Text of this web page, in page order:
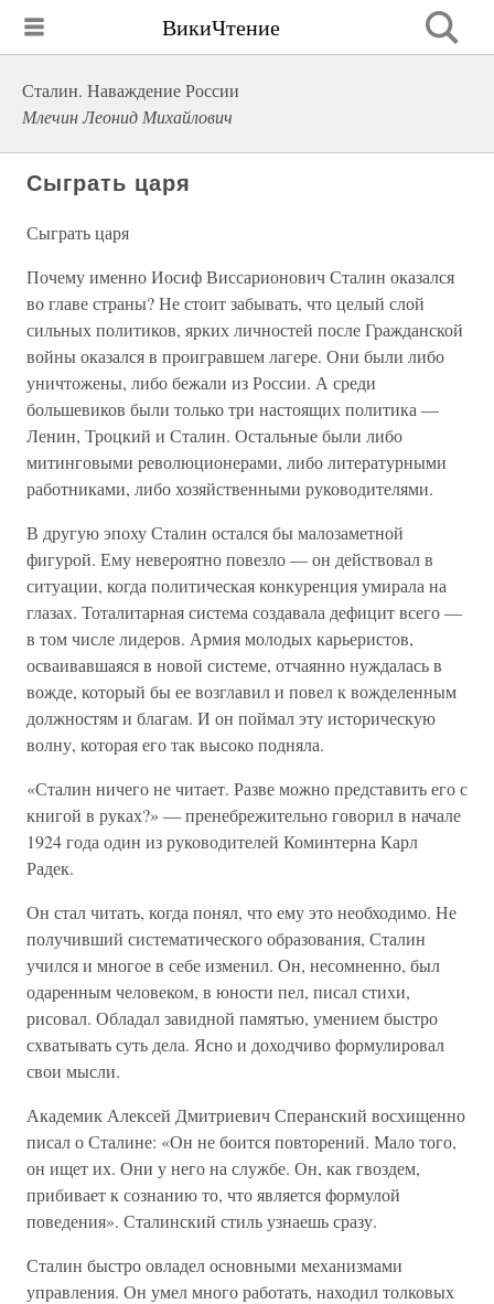
ВикиЧтение
Сталин. Наваждение России
Млечин Леонид Михайлович
Сыграть царя
Сыграть царя
Почему именно Иосиф Виссарионович Сталин оказался
во главе страны? Не стоит забывать, что целый слой
сильных политиков, ярких личностей после Гражданской
войны оказался в проигравшем лагере. Они были либо
уничтожены, либо бежали из России. А среди
большевиков были только три настоящих политика —
Ленин, Троцкий и Сталин. Остальные были либо
митинговыми революционерами, либо литературными
работниками, либо хозяйственными руководителями.
В другую эпоху Сталин остался бы малозаметной
фигурой. Ему невероятно повезло — он действовал в
ситуации, когда политическая конкуренция умирала на
глазах. Тоталитарная система создавала дефицит всего —
в том числе лидеров. Армия молодых карьеристов,
осваивавшаяся в новой системе, отчаянно нуждалась в
вожде, который бы ее возглавил и повел к вожделенным
должностям и благам. И он поймал эту историческую
волну, которая его так высоко подняла.
«Сталин ничего не читает. Разве можно представить его с
книгой в руках?» — пренебрежительно говорил в начале
1924 года один из руководителей Коминтерна Карл
Радек.
Он стал читать, когда понял, что ему это необходимо. Не
получивший систематического образования, Сталин
учился и многое в себе изменил. Он, несомненно, был
одаренным человеком, в юности пел, писал стихи,
рисовал. Обладал завидной памятью, умением быстро
схватывать суть дела. Ясно и доходчиво формулировал
свои мысли.
Академик Алексей Дмитриевич Сперанский восхищенно
писал о Сталине: «Он не боится повторений. Мало того,
он ищет их. Они у него на службе. Он, как гвоздем,
прибивает к сознанию то, что является формулой
поведения». Сталинский стиль узнаешь сразу.
Сталин быстро овладел основными механизмами
управления. Он умел много работать, находил толковых